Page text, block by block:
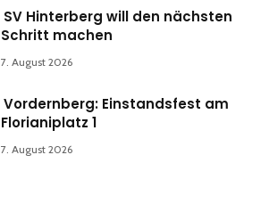
SV Hinterberg will den nächsten
Schritt machen
7. August 2026
Vordernberg: Einstandsfest am
Florianiplatz 1
7. August 2026